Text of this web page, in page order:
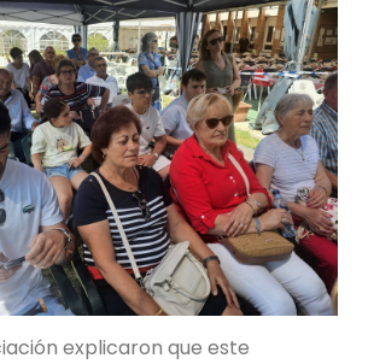
explicaron que este